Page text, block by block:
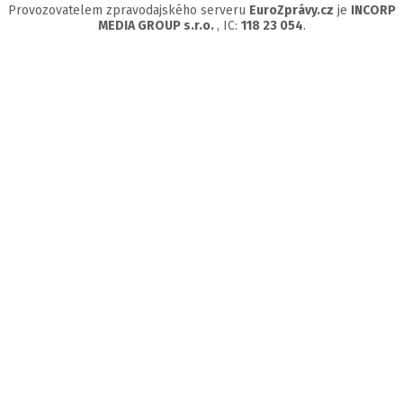
Provozovatelem zpravodajského serveru EuroZprávy.cz je INCORP
MEDIA GROUP s.r.o. , IC: 118 23 054.